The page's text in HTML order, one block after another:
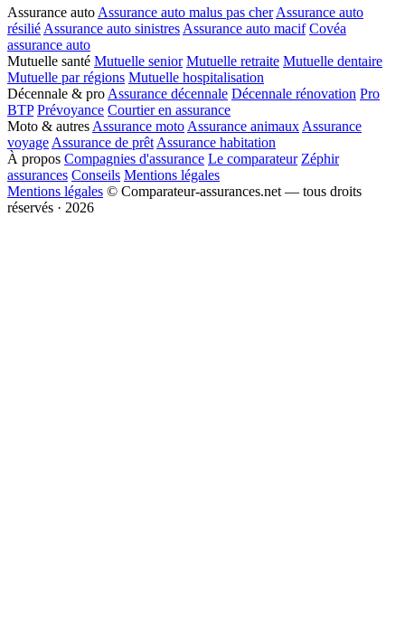
Assurance auto Assurance auto malus pas cher Assurance auto
résilié Assurance auto sinistres Assurance auto macif Covéa
assurance auto
Mutuelle santé Mutuelle senior Mutuelle retraite Mutuelle dentaire
Mutuelle par régions Mutuelle hospitalisation
Décennale & pro Assurance décennale Décennale rénovation Pro
BTP Prévoyance Courtier en assurance
Moto & autres Assurance moto Assurance animaux Assurance
voyage Assurance de prêt Assurance habitation
À propos Compagnies d'assurance Le comparateur Zéphir
assurances Conseils Mentions légales
Mentions légales © Comparateur-assurances.net — tous droits
réservés · 2026